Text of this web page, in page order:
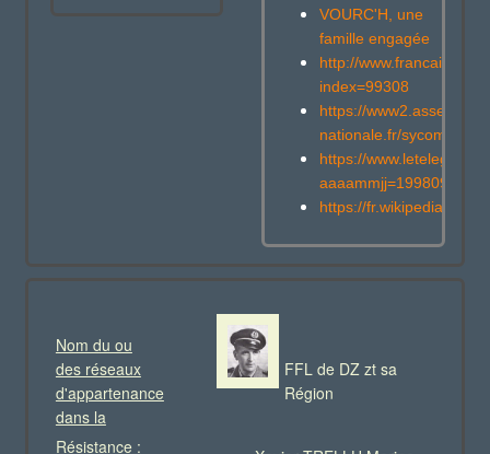
VOURC'H, une
famille engagée
http://
index=99308
https://
nationale.fr/sycomore/
https://
https://fr.wikipedia.org/
Nom du ou
des réseaux
d'appartenance
dans la
Résistance :
FFL de DZ zt sa
Région